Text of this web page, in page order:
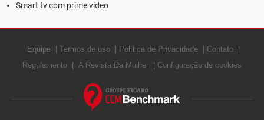
Smart tv com prime video
Equipe Termos de uso Política de Privacidade
Contato
Regulamento
A Revista Da Mulher Configuração de cookies